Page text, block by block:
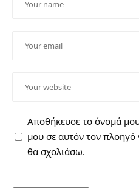
Αποθήκευσε το όνομά
μου σε αυτόν τον
θα σχολιάσω.